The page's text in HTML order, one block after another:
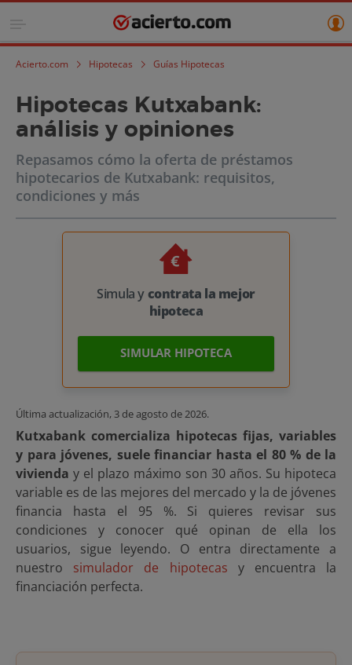
Acierto.com Hipotecas Guías Hipotecas
Hipotecas Kutxabank:
análisis y opiniones
Repasamos cómo la oferta de préstamos
hipotecarios de Kutxabank: requisitos,
condiciones y más
Simula ycontrata la mejor
hipoteca
SIMULAR HIPOTECA
Última actualización, 3 de agosto de 2026.
Kutxabank comercializa hipotecas fijas, variables
y para jóvenes, suele financiar hasta el 80 % de la
vivienda y el plazo máximo son 30 años. Su hipoteca
variable es de las mejores del mercado y la de jóvenes
financia hasta el 95 %. Si quieres revisar sus
condiciones y conocer qué opinan de ella los
usuarios, sigue leyendo. O entra directamente a
nuestro simulador de hipotecas y encuentra la
financiación perfecta.